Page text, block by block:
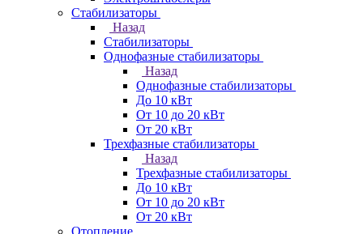
Стабилизаторы
Назад
Стабилизаторы
Однофазные стабилизаторы
Назад
Однофазные стабилизаторы
До 10 кВт
От 10 до 20 кВт
От 20 кВт
Трехфазные стабилизаторы
Назад
Трехфазные стабилизаторы
До 10 кВт
От 10 до 20 кВт
От 20 кВт
Отопление